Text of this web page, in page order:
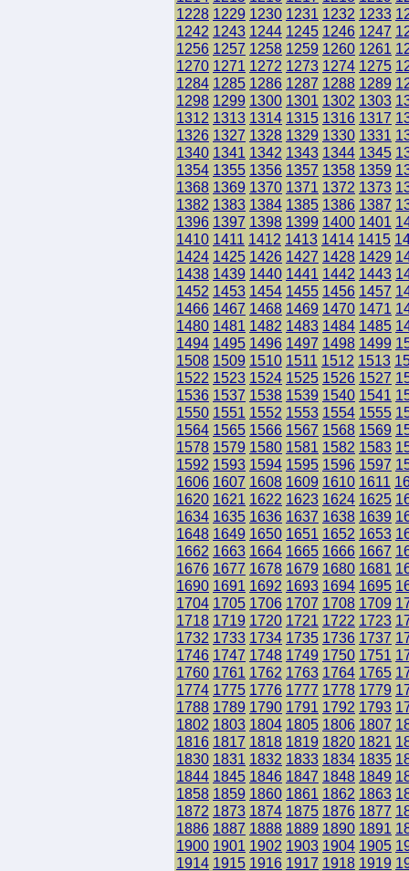
1228 1229 1230 1231 1232 1233
1242 1243 1244 1245 1246 1247
1256 1257 1258 1259 1260 1261
1270 1271 1272 1273 1274 1275
1284 1285 1286 1287 1288 1289
1298 1299 1300 1301 1302 1303
1312 1313 1314 1315 1316 1317
1326 1327 1328 1329 1330 1331
1340 1341 1342 1343 1344 1345
1354 1355 1356 1357 1358 1359
1368 1369 1370 1371 1372 1373
1382 1383 1384 1385 1386 1387
1396 1397 1398 1399 1400 1401
1410 1411 1412 1413 1414 1415
1424 1425 1426 1427 1428 1429
1438 1439 1440 1441 1442 1443
1452 1453 1454 1455 1456 1457
1466 1467 1468 1469 1470 1471
1480 1481 1482 1483 1484 1485
1494 1495 1496 1497 1498 1499
1508 1509 1510 1511 1512 1513
1522 1523 1524 1525 1526 1527
1536 1537 1538 1539 1540 1541
1550 1551 1552 1553 1554 1555
1564 1565 1566 1567 1568 1569
1578 1579 1580 1581 1582 1583
1592 1593 1594 1595 1596 1597
1606 1607 1608 1609 1610 1611
1620 1621 1622 1623 1624 1625
1634 1635 1636 1637 1638 1639
1648 1649 1650 1651 1652 1653
1662 1663 1664 1665 1666 1667
1676 1677 1678 1679 1680 1681
1690 1691 1692 1693 1694 1695
1704 1705 1706 1707 1708 1709
1718 1719 1720 1721 1722 1723
1732 1733 1734 1735 1736 1737
1746 1747 1748 1749 1750 1751
1760 1761 1762 1763 1764 1765
1774 1775 1776 1777 1778 1779
1788 1789 1790 1791 1792 1793
1802 1803 1804 1805 1806 1807
1816 1817 1818 1819 1820 1821
1830 1831 1832 1833 1834 1835
1844 1845 1846 1847 1848 1849
1858 1859 1860 1861 1862 1863
1872 1873 1874 1875 1876 1877
1886 1887 1888 1889 1890 1891
1900 1901 1902 1903 1904 1905
1914 1915 1916 1917 1918 1919